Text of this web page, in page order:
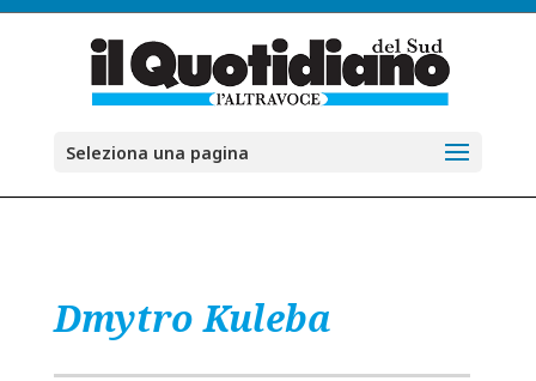
Seleziona una pagina
Dmytro Kuleba